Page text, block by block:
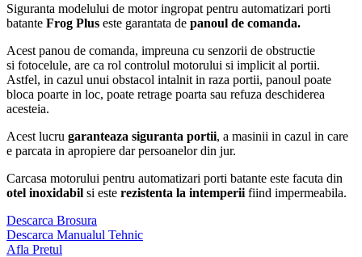
Siguranta modelului de motor ingropat pentru automatizari porti
batante Frog Plus este garantata de panoul de comanda.
Acest panou de comanda, impreuna cu senzorii de obstructie
si fotocelule, are ca rol controlul motorului si implicit al portii.
Astfel, in cazul unui obstacol intalnit in raza portii, panoul poate
bloca poarte in loc, poate retrage poarta sau refuza deschiderea
acesteia.
Acest lucru garanteaza siguranta portii, a masinii in cazul in care
e parcata in apropiere dar persoanelor din jur.
Carcasa motorului pentru automatizari porti batante este facuta din
otel inoxidabil si este rezistenta la intemperii fiind impermeabila.
Descarca Brosura
Descarca Manualul Tehnic
Afla Pretul